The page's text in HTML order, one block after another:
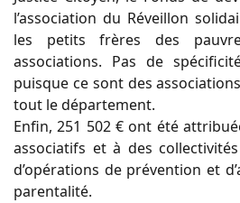
l’association du Réveillon
les petits frères des
associations. Pas de
puisque ce sont des
tout le département.
Enfin, 251 502 € ont été
associatifs et à des
d’opérations de prévention et
parentalité.